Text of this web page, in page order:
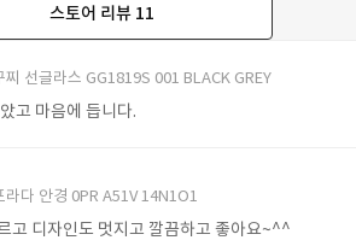
스토어 리뷰 11
찌 선글라스 GG1819S 001 BLACK GREY
고 마음에 듭니다.
라다 안경 0PR A51V 14N1O1
고 디자인도 멋지고 깔끔하고 좋아요~^^